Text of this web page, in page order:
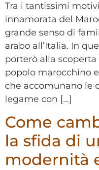
Tra i tantissimi
innamorata del
grande senso di
arabo all’Italia. In
porterò alla
popolo marocchino
che accomunano le
legame con […]
Come
la sfida di
modernità